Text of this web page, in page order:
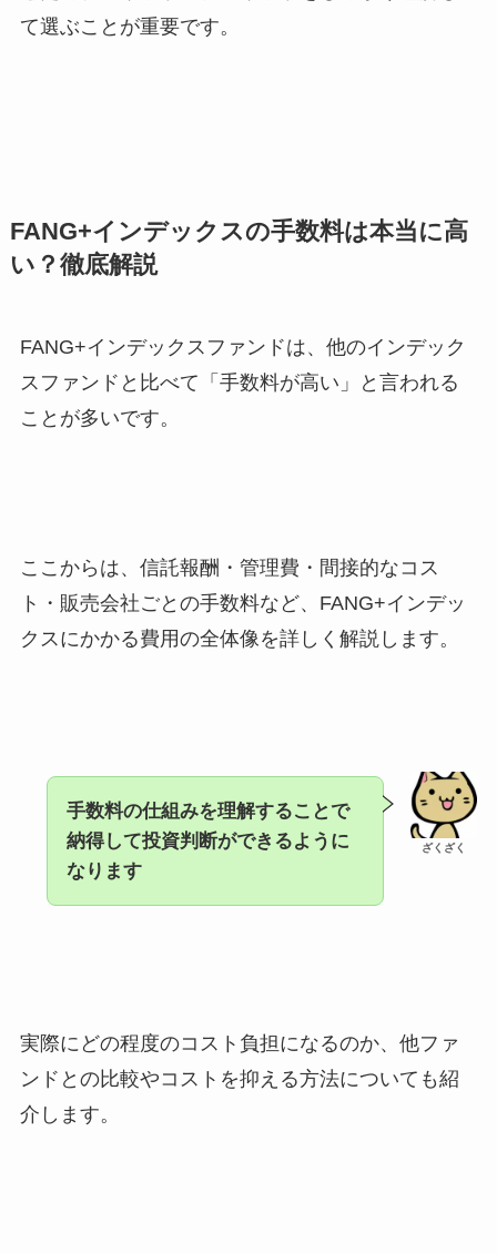
て選ぶことが重要です。
FANG+インデックスの手数料は本当に高
い？徹底解説
FANG+インデックスファンドは、他のインデック
スファンドと比べて「手数料が高い」と言われる
ことが多いです。
ここからは、信託報酬・管理費・間接的なコス
ト・販売会社ごとの手数料など、FANG+インデッ
クスにかかる費用の全体像を詳しく解説します。
ざくざく
手数料の仕組みを理解することで
納得して投資判断ができるように
なります
実際にどの程度のコスト負担になるのか、他ファ
ンドとの比較やコストを抑える方法についても紹
介します。